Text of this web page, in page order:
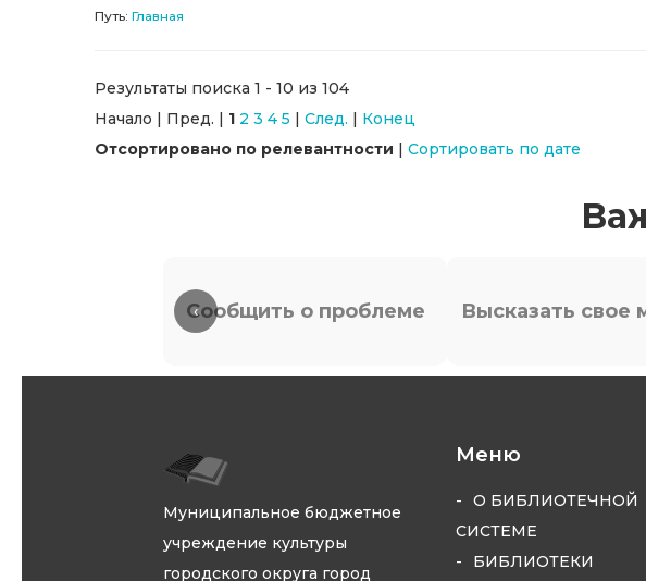
Путь: Главная
Результаты поиска 1 - 10 из 104
Начало | Пред. | 1 2 3 4 5 | След. | Конец
Отсортировано по релевантности | Сортировать по дате
‹
Сообщить о проблеме Высказать свое
Муниципальное бюджетное
учреждение культуры
городского округа город
Меню
О БИБЛИОТЕЧНОЙ
СИСТЕМЕ
БИБЛИОТЕКИ